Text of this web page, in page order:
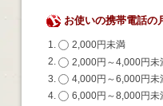
お使いの携帯電話の
2,000円未満
2,000円～4,000円未
4,000円～6,000円未
6,000円～8,000円未